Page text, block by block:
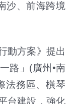
沙、前海跨境
動方案》提出
路」(廣州•南
法務區、橫琴
台建設，強化